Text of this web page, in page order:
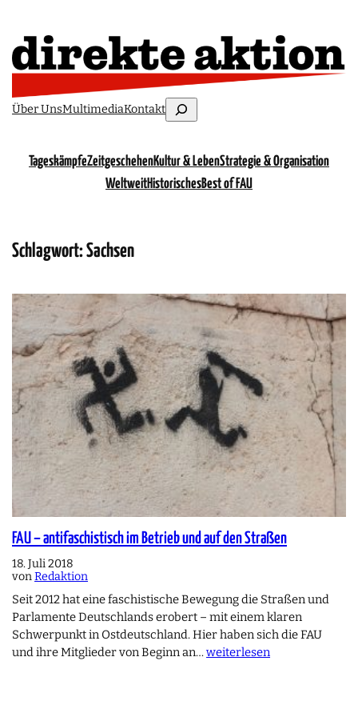
Über UnsMultimediaKontaktSuchen
TageskämpfeZeitgeschehenKultur & LebenStrategie & Organisation
WeltweitHistorischesBest of FAU
Schlagwort:Sachsen
FAU – antifaschistisch im Betrieb und auf den Straßen
18. Juli 2018
vonRedaktion
Seit 2012 hat eine faschistische Bewegung die Straßen und
Parlamente Deutschlands erobert – mit einem klaren
Schwerpunkt in Ostdeutschland. Hier haben sich die FAU
und ihre Mitglieder von Beginn an…weiterlesen